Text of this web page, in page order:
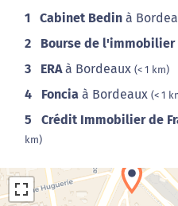
1 Cabinet Bedin à
2 Bourse de l'immobilier
3 ERAà Bordeaux (< 1 km)
4 Foncia à Bordeaux (< 1
5 Crédit Immobilier de
km)